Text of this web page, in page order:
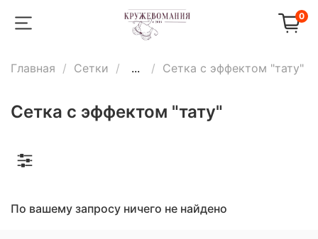
0
Главная Сетки ... Сетка с эффектом "тату"
Сетка с эффектом "тату"
По вашему запросу ничего не найдено